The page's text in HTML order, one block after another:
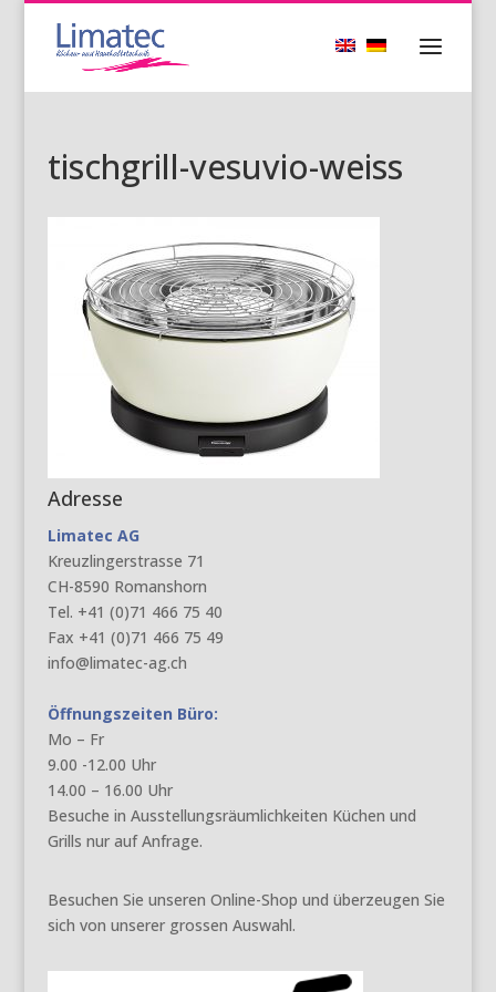
tischgrill-vesuvio-weiss
Adresse
Limatec AG
Kreuzlingerstrasse 71
CH-8590 Romanshorn
Tel. +41 (0)71 466 75 40
Fax +41 (0)71 466 75 49
info@limatec-ag.ch
Öffnungszeiten Büro:
Mo – Fr
9.00 -12.00 Uhr
14.00 – 16.00 Uhr
Besuche in Ausstellungsräumlichkeiten Küchen und
Grills nur auf Anfrage.
Besuchen Sie unseren Online-Shop und überzeugen Sie
sich von unserer grossen Auswahl.